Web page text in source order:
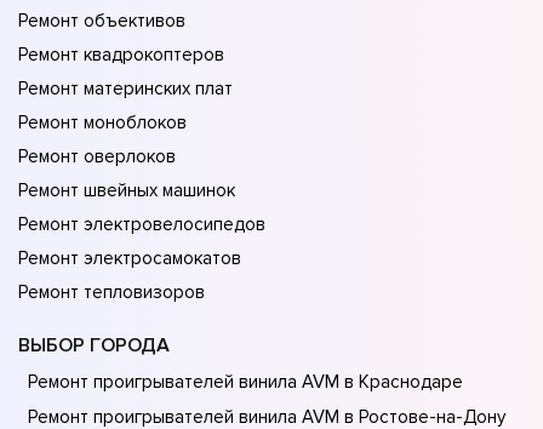
Ремонт объективов
Ремонт квадрокоптеров
Ремонт материнских плат
Ремонт моноблоков
Ремонт оверлоков
Ремонт швейных машинок
Ремонт электровелосипедов
Ремонт электросамокатов
Ремонт тепловизоров
ВЫБОР ГОРОДА
Ремонт проигрывателей винила AVM в Краснодаре
Ремонт проигрывателей винила AVM в Ростове-на-Донy